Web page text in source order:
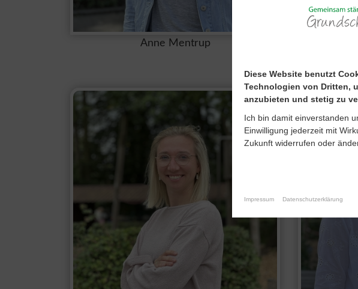
Anne Mentrup
Diese Website benutzt
Technologien von Dritten,
anzubieten und stetig zu
Ich bin damit einverstanden
Einwilligung jederzeit mit
Zukunft widerrufen oder
Impressum Datenschutzerklärung